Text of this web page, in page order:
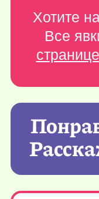
Хотите
Все
странице